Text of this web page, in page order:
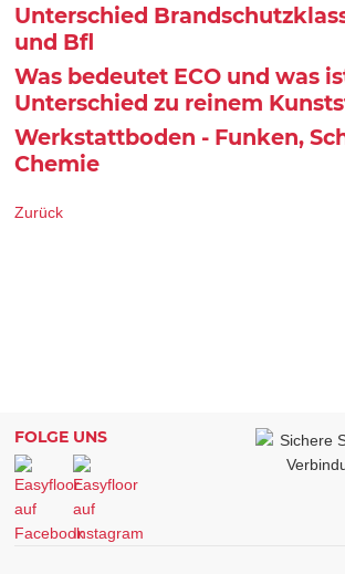
Unterschied
und Bfl
Was bedeutet ECO und was
Unterschied zu reinem
Werkstattboden - Funken,
Chemie
Zurück
FOLGE UNS